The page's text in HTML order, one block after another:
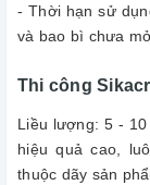
- Thời hạn sử
và bao bì chưa
Thi công
Liều lượng: 5 -
hiệu quả cao,
thuộc dãy sản